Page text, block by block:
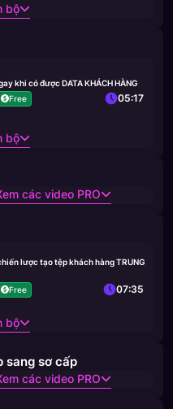
bộ
khi có được DATA KHÁCH HÀNG
Free 05:17
bộ
các video PRO
lược tạo tệp khách hàng TRUNG
Free 07:35
bộ
sang sơ cấp
các video PRO